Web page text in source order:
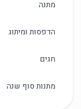
מתנה
הדפסות ומיתוג
חגים
מתנות סוף שנה